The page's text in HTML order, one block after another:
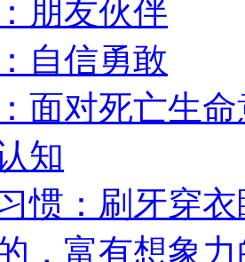
朋友伙伴
自信勇敢
面对死亡生
知
惯：刷牙穿
，富有想象力